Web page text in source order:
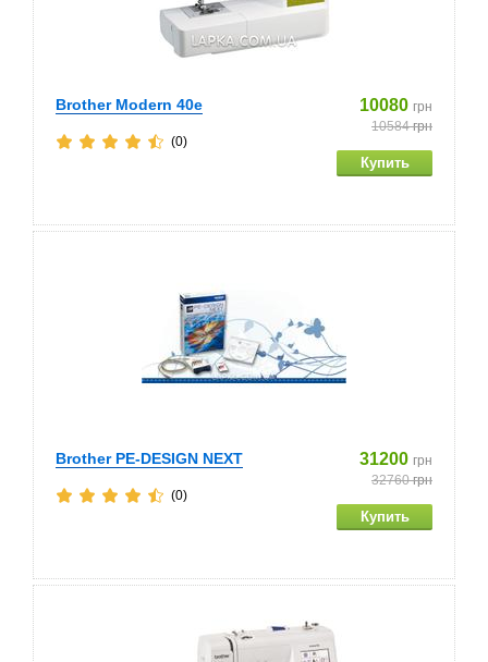
Brother Modern 40e 10080 грн
10584грн
(0)
Brother PE-DESIGN NEXT 31200 грн
32760грн
(0)